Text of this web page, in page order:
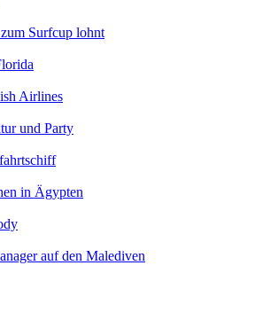
Surfcup lohnt
Airlines
und Party
in Ägypten
auf den Malediven